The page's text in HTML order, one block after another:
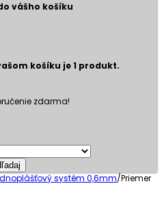
vášho košíku
košíku je 1 produkt.
zdarma!
systém 0,6mm/Priemer